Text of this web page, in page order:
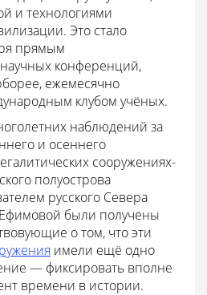
и технологиями
Это стало
прямым
конференций,
ежемесячно
клубом учёных.
наблюдений за
и осеннего
сооружениях-
полуострова
русского Севера
были получены
о том, что эти
имели ещё одно
— фиксировать вполне
времени в истории.